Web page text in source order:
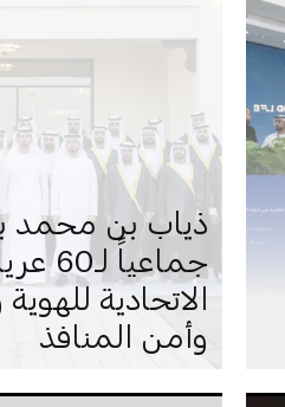
ذياب بن محمد
الاتحادية
وأمن المنافذ